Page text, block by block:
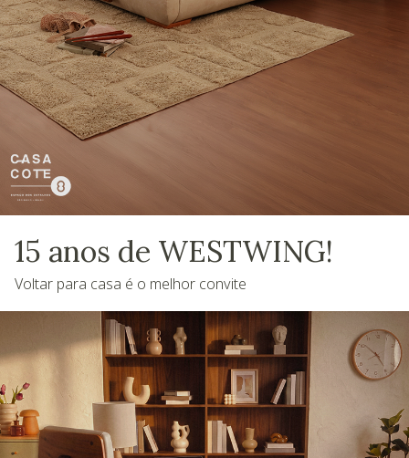
15 anos de WESTWING!
Voltar para casa é o melhor convite